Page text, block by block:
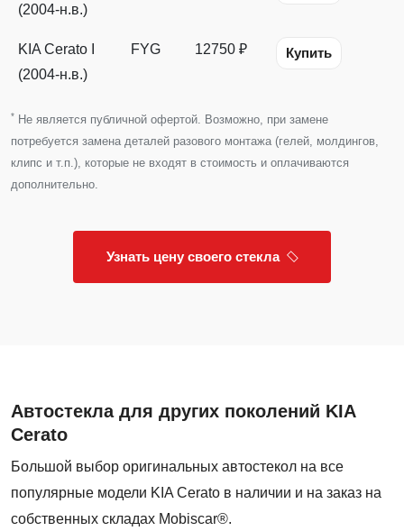
(2004-н.в.)
KIA Cerato I
(2004-н.в.)
FYG 12750 ₽ Купить
* Не является публичной офертой. Возможно, при замене
потребуется замена деталей разового монтажа (гелей, молдингов,
клипс и т.п.), которые не входят в стоимость и оплачиваются
дополнительно.
Узнать цену своего стекла
Автостекла для других поколений KIA
Cerato
Большой выбор оригинальных автостекол на все
популярные модели KIA Cerato в наличии и на заказ на
собственных складах Mobiscar®.